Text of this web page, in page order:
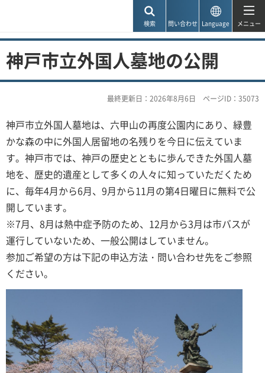
検索 問い合わせ Language メニュー
神戸市立外国人墓地の公開
最終更新日：2026年8月6日 ページID：35073
神戸市立外国人墓地は、六甲山の再度公園内にあり、緑豊
かな森の中に外国人居留地の名残りを今日に伝えていま
す。神戸市では、神戸の歴史とともに歩んできた外国人墓
地を、歴史的遺産として多くの人々に知っていただくため
に、毎年4月から6月、9月から11月の第4日曜日に無料で公
開しています。
※7月、8月は熱中症予防のため、12月から3月は市バスが
運行していないため、一般公開はしていません。
参加ご希望の方は下記の申込方法・問い合わせ先をご参照
ください。